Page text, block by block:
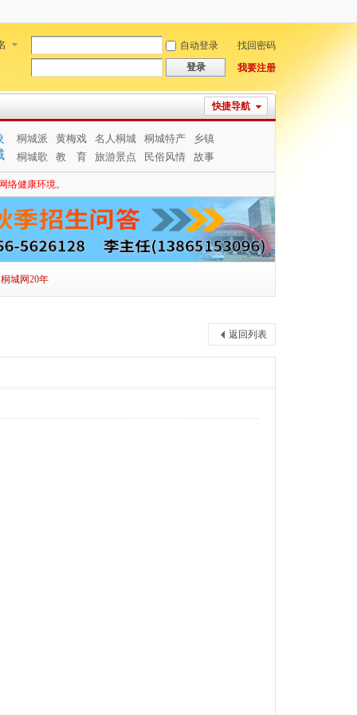
自动登录
找回密码
登录
我要注册
快捷导航
桐城派 黄梅戏 名人桐城 桐城特产
乡镇
桐城歌
教 育 旅游景点 民俗风情 故事
络健康环境。
桐城网20年
返回列表